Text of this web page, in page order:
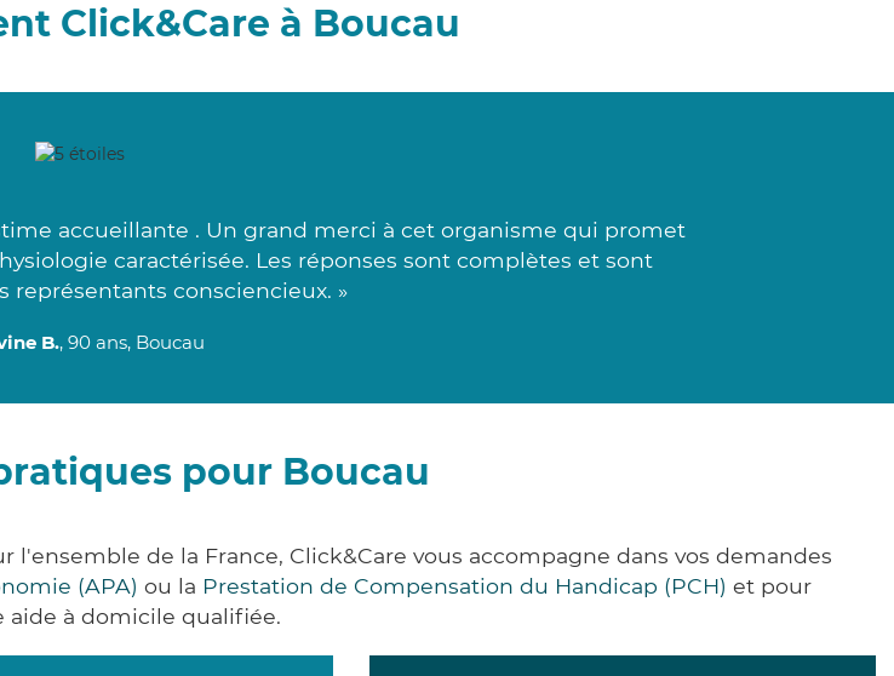
Click&Care à Boucau
accueillante . Un grand merci à cet organisme qui promet
caractérisée. Les réponses sont complètes et sont
représentants consciencieux. »
B., 90 ans, Boucau
pour Boucau
de la France, Click&Care vous accompagne dans vos demandes
(APA) ou la Prestation de Compensation du Handicap (PCH) et pour
aide à domicile qualifiée.